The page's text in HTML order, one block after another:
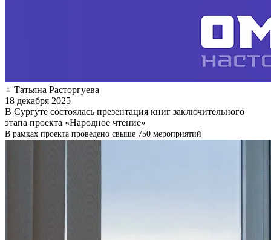
Татьяна Расторгуева
18 декабря 2025
В Сургуте состоялась презентация книг заключительного
этапа проекта «Народное чтение»
В рамках проекта проведено свыше 750 мероприятий